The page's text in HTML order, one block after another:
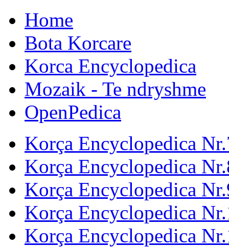
Home
Bota Korcare
Korca Encyclopedica
Mozaik - Te ndryshme
OpenPedica
Korça Encyclopedica
Korça Encyclopedica
Korça Encyclopedica
Korça Encyclopedica
Korça Encyclopedica